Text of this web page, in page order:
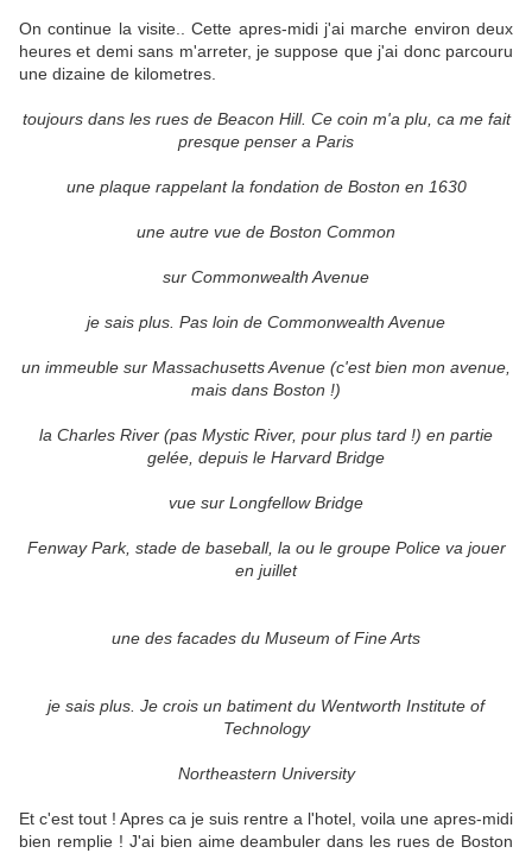
On continue la visite.. Cette apres-midi j'ai marche environ deux
heures et demi sans m'arreter, je suppose que j'ai donc parcouru
une dizaine de kilometres.
toujours dans les rues de Beacon Hill. Ce coin m'a plu, ca me fait
presque penser a Paris
une plaque rappelant la fondation de Boston en 1630
une autre vue de Boston Common
sur Commonwealth Avenue
je sais plus. Pas loin de Commonwealth Avenue
un immeuble sur Massachusetts Avenue (c'est bien mon avenue,
mais dans Boston !)
la Charles River (pas Mystic River, pour plus tard !) en partie
gelée, depuis le Harvard Bridge
vue sur Longfellow Bridge
Fenway Park, stade de baseball, la ou le groupe Police va jouer
en juillet
une des facades du Museum of Fine Arts
je sais plus. Je crois un batiment du Wentworth Institute of
Technology
Northeastern University
Et c'est tout ! Apres ca je suis rentre a l'hotel, voila une apres-midi
bien remplie ! J'ai bien aime deambuler dans les rues de Boston